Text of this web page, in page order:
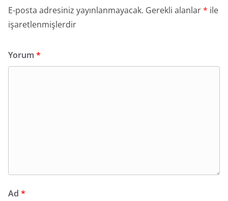
E-posta adresiniz yayınlanmayacak. Gerekli alanlar* ile
işaretlenmişlerdir
Yorum *
Ad *